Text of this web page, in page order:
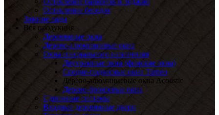
Остекление беседок
Зимние сады
Вся продукция
Деревянные окна
Дерево-алюминиевые окна
Окна специального назначения
Двухрамные окна (финские окна)
Средне-подвесные окна Turneo
Дерево-алюминиевые окна Acoustic
Дерево-бронзовые окна
Сдвижные системы
Входные деревянные двери